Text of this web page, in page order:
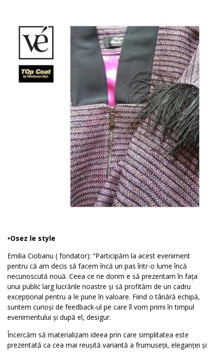
•Osez le style
Emilia Ciobanu ( fondator): “Participăm la acest eveniment
pentru că am decis să facem încă un pas într-o lume încă
necunoscută nouă. Ceea ce ne dorim e să prezentam în fața
unui public larg lucrările noastre și să profităm de un cadru
excepțional pentru a le pune în valoare. Fiind o tânără echipă,
suntem curioși de feedback-ul pe care îl vom primi în timpul
evenimentului și după el, desigur.
Încercăm să materializam ideea prin care simplitatea este
prezentată ca cea mai reușită variantă a frumuseții, eleganței și